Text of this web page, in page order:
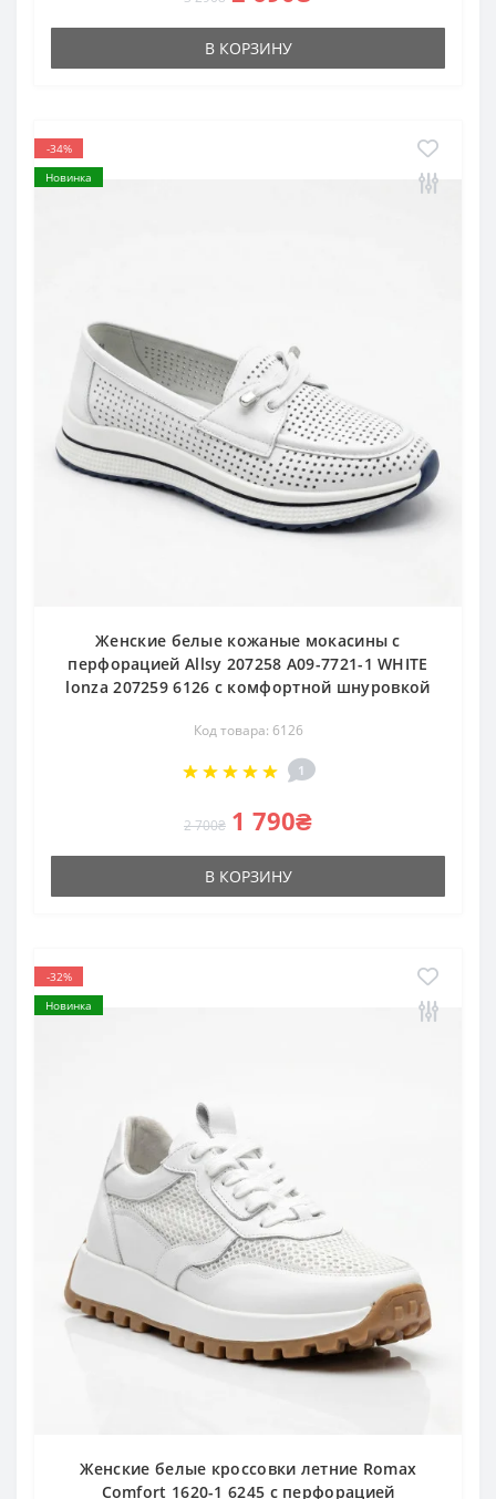
В КОРЗИНУ
-34%
Новинка
Женские белые кожаные мокасины с
перфорацией Allsy 207258 A09-7721-1 WHITE
lonza 207259 6126 с комфортной шнуровкой
Код товара: 6126
1
2 700₴ 1 790₴
В КОРЗИНУ
-32%
Новинка
Женские белые кроссовки летние Romax
Comfort 1620-1 6245 с перфорацией